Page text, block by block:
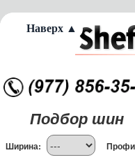
Подбор шин
Ширина:
Наверх ▲